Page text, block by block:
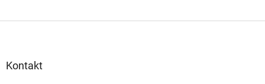
Kontakt